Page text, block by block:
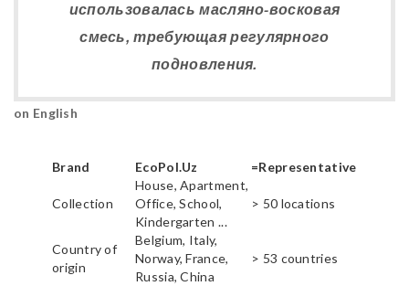
использовалась масляно-восковая
смесь, требующая регулярного
подновления.
on English
Brand EcoPol.Uz =Representative
Collection
House, Apartment,
Office, School,
Kindergarten ...
> 50 locations
Country of
origin
Belgium, Italy,
Norway, France,
Russia, China
> 53 countries